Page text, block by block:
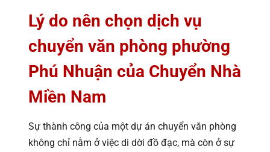
Lý do nên chọn dịch vụ
chuyển văn phòng phường
Phú Nhuận của Chuyển Nhà
Miền Nam
Sự thành công của một dự án chuyển văn phòng
không chỉ nằm ở việc di dời đồ đạc, mà còn ở sự